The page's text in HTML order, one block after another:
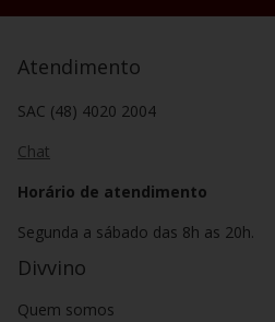
Atendimento
SAC (48) 4020 2004
Chat
Horário de atendimento
Segunda a sábado das 8h as 20h.
Divvino
Quem somos